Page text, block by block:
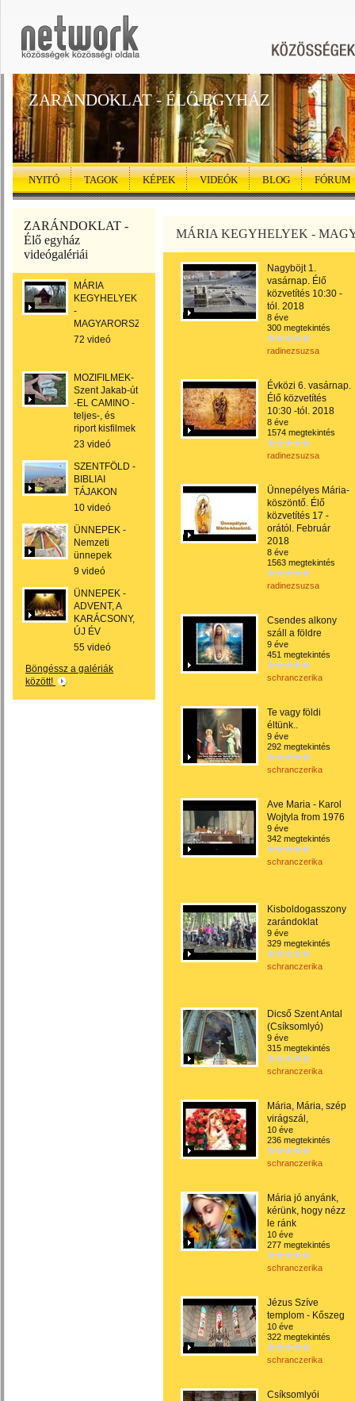
ZARÁNDOKLAT - ÉLŐ EGYHÁZ
NYITÓ TAGOK KÉPEK VIDEÓK BLOG FÓRUM
ZARÁNDOKLAT -
Élő egyház
videógalériái
MÁRIA
KEGYHELYEK
-
MAGYARORSZÁGON
72 videó
MOZIFILMEK-
Szent Jakab-út
-EL CAMINO -
teljes-, és
riport kisfilmek
23 videó
SZENTFÖLD -
BIBLIAI
TÁJAKON
10 videó
ÜNNEPEK -
Nemzeti
ünnepek
9 videó
ÜNNEPEK -
ADVENT, A
KARÁCSONY,
ÚJ ÉV
55 videó
Böngéssz a galériák
között!
MÁRIA KEGYHELYEK -
Nagyböjt 1.
vasárnap. Élő
közvetítés 10:30 -
tól. 2018
8 éve
300 megtekintés
radinezsuzsa
Évközi 6. vasárnap.
Élő közvetítés
10:30 -tól. 2018
8 éve
1574 megtekintés
radinezsuzsa
Ünnepélyes Mária-
köszöntő. Élő
közvetítés 17 -
orától. Február
2018
8 éve
1563 megtekintés
radinezsuzsa
Csendes alkony
száll a földre
9 éve
451 megtekintés
schranczerika
Te vagy földi
éltünk..
9 éve
292 megtekintés
schranczerika
Ave Maria - Karol
Wojtyla from 1976
9 éve
342 megtekintés
schranczerika
Kisboldogasszony
zarándoklat
9 éve
329 megtekintés
schranczerika
Dicső Szent Antal
(Csíksomlyó)
9 éve
315 megtekintés
schranczerika
Mária, Mária, szép
virágszál,
10 éve
236 megtekintés
schranczerika
Mária jó anyánk,
kérünk, hogy nézz
le ránk
10 éve
277 megtekintés
schranczerika
Jézus Szíve
templom - Kőszeg
10 éve
322 megtekintés
schranczerika
Csíksomlyói